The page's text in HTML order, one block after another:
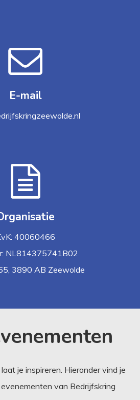
E-mail
40060466
NL814375741B02
3890 AB Zeewolde
je inspireren. Hieronder vind je
van Bedrijfskring